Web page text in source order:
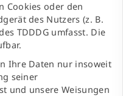
Cookies oder den
des Nutzers (z. B.
TDDDG umfasst. Die
Ihre Daten nur insoweit
seiner
und unsere Weisungen